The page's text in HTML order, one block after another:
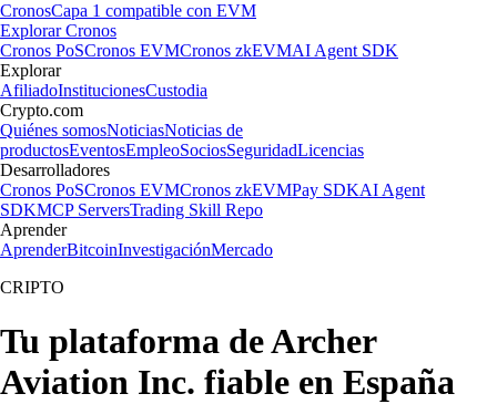
CronosCapa 1 compatible con EVM
Explorar Cronos
Cronos PoSCronos EVMCronos zkEVMAI Agent SDK
Explorar
AfiliadoInstitucionesCustodia
Crypto.com
Quiénes somosNoticiasNoticias de
productosEventosEmpleoSociosSeguridadLicencias
Desarrolladores
Cronos PoSCronos EVMCronos zkEVMPay SDKAI Agent
SDKMCP ServersTrading Skill Repo
Aprender
AprenderBitcoinInvestigaciónMercado
CRIPTO
Tu plataforma de Archer
Aviation Inc. fiable en España